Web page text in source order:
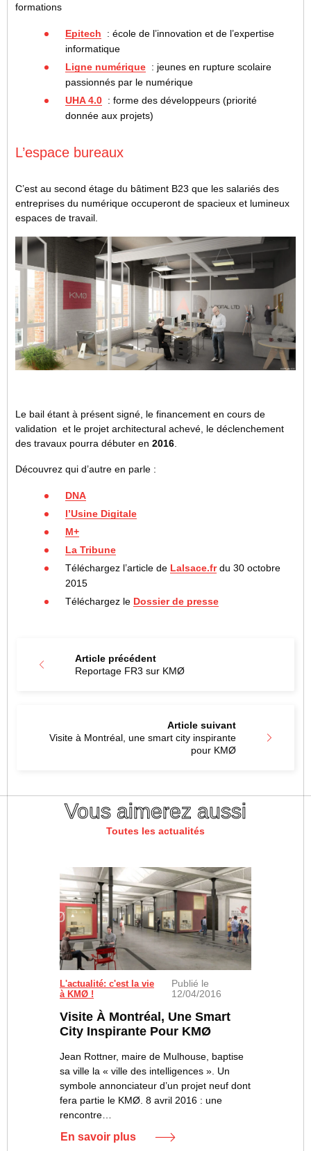
formations
Epitech
: école de l’innovation et de l’expertise
informatique
Ligne numérique : jeunes en rupture scolaire
passionnés par le numérique
UHA 4.0 : forme des développeurs (priorité
donnée aux projets)
L’espace bureaux
C’est au second étage du bâtiment B23 que les salariés des
entreprises du numérique occuperont de spacieux et lumineux
espaces de travail.
Le bail étant à présent signé, le financement en cours de
validation et le projet architectural achevé, le déclenchement
des travaux pourra débuter en 2016
Découvrez qui d’autre en parle :
DNA
l’Usine Digitale
M+
La Tribune
Téléchargez l’article de Lalsace.frdu 30 octobre
2015
Téléchargez le Dossier de presse
Article précédent
Reportage FR3 sur KMØ
Article suivant
Visite à Montréal, une smart city inspirante
pour KMØ
Vous aimerez aussi
Toutes les actualités
L'actualité: c'est la vie
à KMØ !
Publié le
12/04/2016
Visite À Montréal, Une Smart
City Inspirante Pour KMØ
Jean Rottner, maire de Mulhouse, baptise
sa ville la « ville des intelligences ». Un
symbole annonciateur d’un projet neuf dont
fera partie le KMØ. 8 avril 2016 : une
rencontre…
En savoir plus